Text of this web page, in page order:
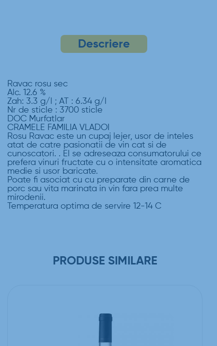
Descriere
Ravac rosu sec
Alc. 12.6 %
Zah: 3.3 g/l ; AT : 6.34 g/l
Nr de sticle : 3700 sticle
DOC Murfatlar
CRAMELE FAMILIA VLADOI
Rosu Ravac este un cupaj lejer, usor de inteles
atat de catre pasionatii de vin cat si de
cunoscatori. . El se adreseaza consumatorului ce
prefera vinuri fructate cu o intensitate aromatica
medie si usor baricate.
Poate fi asociat cu cu preparate din carne de
porc sau vita marinata in vin fara prea multe
mirodenii.
Temperatura optima de servire 12-14 C
PRODUSE SIMILARE